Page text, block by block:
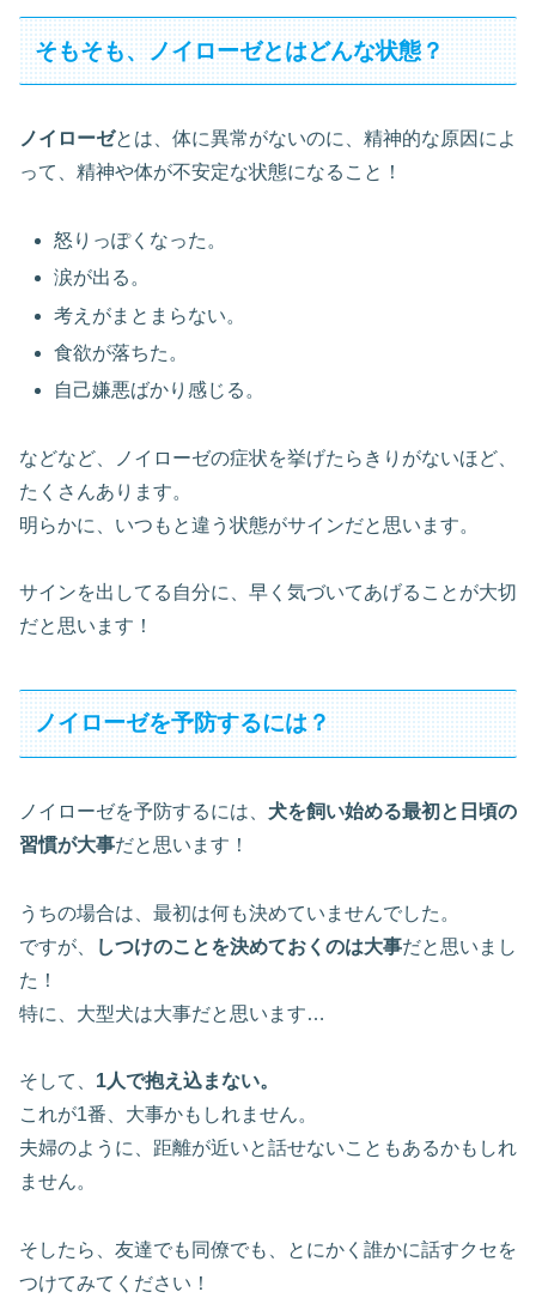
そもそも、ノイローゼとはどんな状態？
ノイローゼとは、体に異常がないのに、精神的な原因によ
って、精神や体が不安定な状態になること！
怒りっぽくなった。
涙が出る。
考えがまとまらない。
食欲が落ちた。
自己嫌悪ばかり感じる。
などなど、ノイローゼの症状を挙げたらきりがないほど、
たくさんあります。
明らかに、いつもと違う状態がサインだと思います。
サインを出してる自分に、早く気づいてあげることが大切
だと思います！
ノイローゼを予防するには？
ノイローゼを予防するには、 犬を飼い始める最初と日頃の
習慣が大事だと思います！
うちの場合は、最初は何も決めていませんでした。
ですが、
しつけのことを決めておくのは大事だと思いまし
た！
特に、大型犬は大事だと思います…
そして、 1人で抱え込まない。
これが1番、大事かもしれません。
夫婦のように、距離が近いと話せないこともあるかもしれ
ません。
そしたら、友達でも同僚でも、とにかく誰かに話すクセを
つけてみてください！